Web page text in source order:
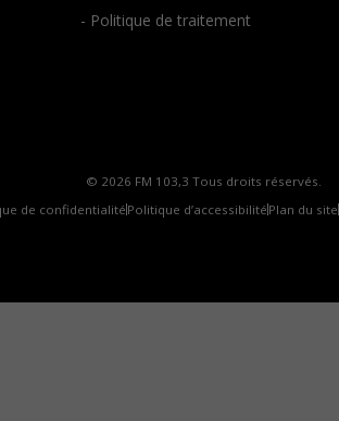
- Politique de traitement
© 2026 FM 103,3 Tous droits réservés.
de confidentialité Politique d’accessibilité Plan du site